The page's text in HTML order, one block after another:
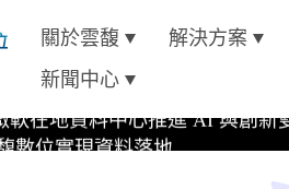
關於雲馥 解決方案
新聞中心
Microsoft Azure 認證
數位實現資料落地